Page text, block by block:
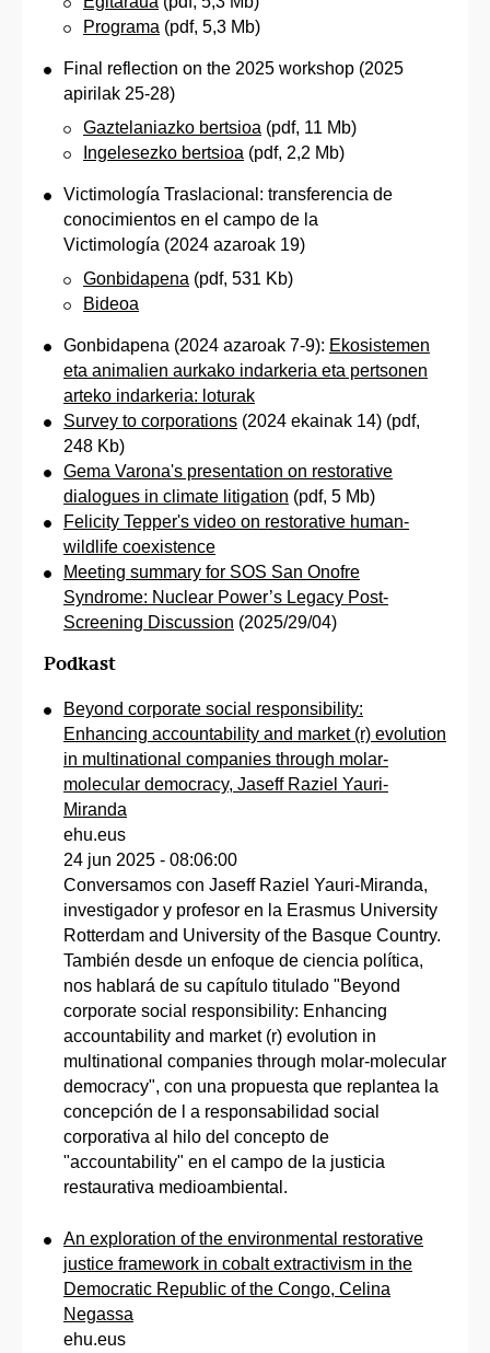
Programa (pdf, 5,3 Mb)
Final reflection on the 2025 workshop (2025
apirilak 25-28)
Gaztelaniazko bertsioa (pdf, 11 Mb)
Ingelesezko bertsioa (pdf, 2,2 Mb)
Victimología Traslacional: transferencia de
conocimientos en el campo de la
Victimología (2024 azaroak 19)
Gonbidapena (pdf, 531 Kb)
Bideoa
Gonbidapena (2024 azaroak 7-9): Ekosistemen
eta animalien aurkako indarkeria eta pertsonen
arteko indarkeria: loturak
Survey to corporations (2024 ekainak 14) (pdf,
248 Kb)
Gema Varona's presentation on restorative
dialogues in climate litigation (pdf, 5 Mb)
Felicity Tepper's video on restorative human-
wildlife coexistence
Meeting summary for SOS San Onofre
Syndrome: Nuclear Power’s Legacy Post-
Screening Discussion (2025/29/04)
Podkast
Beyond corporate social responsibility:
Enhancing accountability and market (r) evolution
in multinational companies through molar-
molecular democracy, Jaseff Raziel Yauri-
Miranda
ehu.eus
24 jun 2025 - 08:06:00
Conversamos con Jaseff Raziel Yauri-Miranda,
investigador y profesor en la Erasmus University
Rotterdam and University of the Basque Country.
También desde un enfoque de ciencia política,
nos hablará de su capítulo titulado "Beyond
corporate social responsibility: Enhancing
accountability and market (r) evolution in
multinational companies through molar-molecular
democracy", con una propuesta que replantea la
concepción de l a responsabilidad social
corporativa al hilo del concepto de
"accountability" en el campo de la justicia
restaurativa medioambiental.
An exploration of the environmental restorative
justice framework in cobalt extractivism in the
Democratic Republic of the Congo, Celina
Negassa
ehu.eus